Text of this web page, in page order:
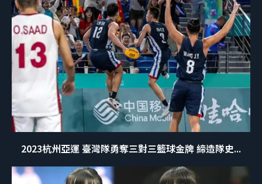
2023杭州亞運 臺灣隊勇奪三對三籃球金牌 締造隊史...